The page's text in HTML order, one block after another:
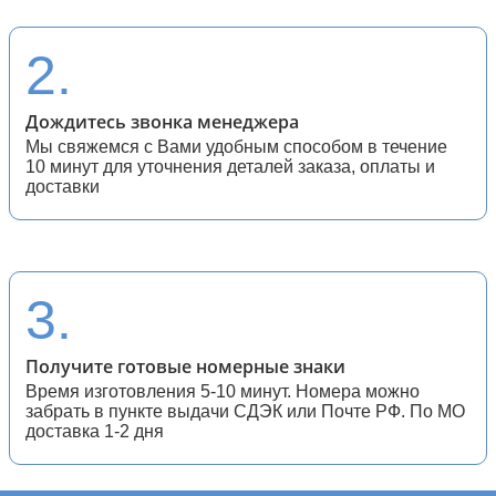
2.
Дождитесь звонка менеджера
Мы свяжемся с Вами удобным способом в течение
10 минут для уточнения деталей заказа, оплаты и
доставки
3.
Получите готовые номерные знаки
Время изготовления 5-10 минут. Номера можно
забрать в пункте выдачи СДЭК или Почте РФ. По МО
доставка 1-2 дня